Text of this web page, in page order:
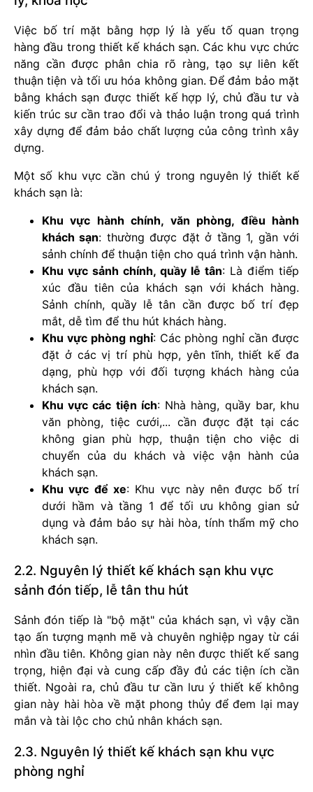
Việc bố trí mặt bằng hợp lý là yếu tố quan trọng
hàng đầu trong thiết kế khách sạn. Các khu vực chức
năng cần được phân chia rõ ràng, tạo sự liên kết
thuận tiện và tối ưu hóa không gian. Để đảm bảo mặt
bằng khách sạn được thiết kế hợp lý, chủ đầu tư và
kiến trúc sư cần trao đổi và thảo luận trong quá trình
xây dựng để đảm bảo chất lượng của công trình xây
dựng.
Một số khu vực cần chú ý trong nguyên lý thiết kế
khách sạn là:
Khu vực hành chính, văn phòng, điều hành
khách sạn: thường được đặt ở tầng 1, gần với
sảnh chính để thuận tiện cho quá trình vận hành.
Khu vực sảnh chính, quầy lễ tân: Là điểm tiếp
xúc đầu tiên của khách sạn với khách hàng.
Sảnh chính, quầy lễ tân cần được bố trí đẹp
mắt, dễ tìm để thu hút khách hàng.
Khu vực phòng nghỉ: Các phòng nghỉ cần được
đặt ở các vị trí phù hợp, yên tĩnh, thiết kế đa
dạng, phù hợp với đối tượng khách hàng của
khách sạn.
Khu vực các tiện ích: Nhà hàng, quầy bar, khu
văn phòng, tiệc cưới,... cần được đặt tại các
không gian phù hợp, thuận tiện cho việc di
chuyển của du khách và việc vận hành của
khách sạn.
Khu vực để xe: Khu vực này nên được bố trí
dưới hầm và tầng 1 để tối ưu không gian sử
dụng và đảm bảo sự hài hòa, tính thẩm mỹ cho
khách sạn.
2.2. Nguyên lý thiết kế khách sạn khu vực
sảnh đón tiếp, lễ tân thu hút
Sảnh đón tiếp là "bộ mặt" của khách sạn, vì vậy cần
tạo ấn tượng mạnh mẽ và chuyên nghiệp ngay từ cái
nhìn đầu tiên. Không gian này nên được thiết kế sang
trọng, hiện đại và cung cấp đầy đủ các tiện ích cần
thiết. Ngoài ra, chủ đầu tư cần lưu ý thiết kế không
gian này hài hòa về mặt phong thủy để đem lại may
mắn và tài lộc cho chủ nhân khách sạn.
2.3. Nguyên lý thiết kế khách sạn khu vực
phòng nghỉ